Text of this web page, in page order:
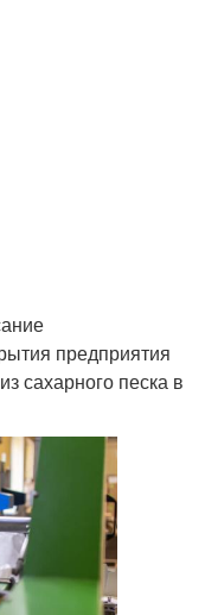
предприятия
сахарного песка в